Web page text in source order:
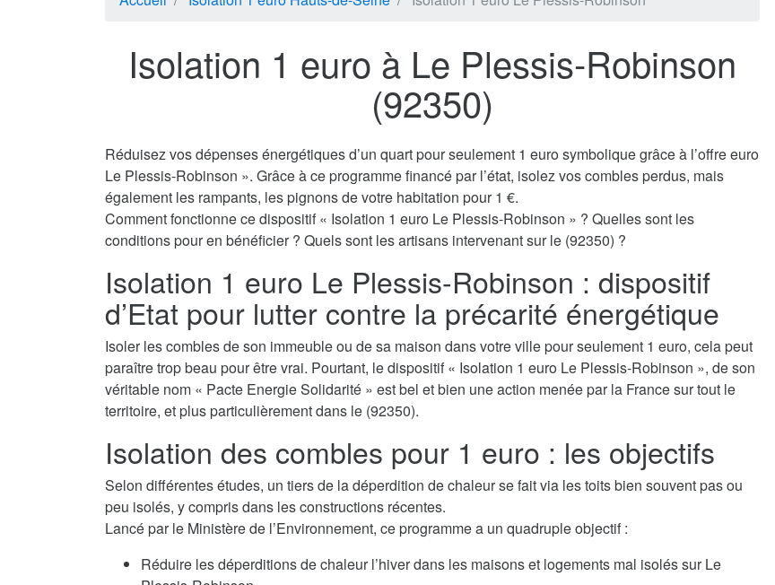
Isolation 1 euro à Le Plessis-Robinson
(92350)
Réduisez vos dépenses énergétiques d’un quart pour seulement 1 euro symbolique grâce à l’offre euro
Le Plessis-Robinson ». Grâce à ce programme financé par l’état, isolez vos combles perdus, mais
également les rampants, les pignons de votre habitation pour 1 €.
Comment fonctionne ce dispositif « Isolation 1 euro Le Plessis-Robinson » ? Quelles sont les
conditions pour en bénéficier ? Quels sont les artisans intervenant sur le (92350) ?
Isolation 1 euro Le Plessis-Robinson : dispositif
d’Etat pour lutter contre la précarité énergétique
Isoler les combles de son immeuble ou de sa maison dans votre ville pour seulement 1 euro, cela peut
paraître trop beau pour être vrai. Pourtant, le dispositif « Isolation 1 euro Le Plessis-Robinson », de son
véritable nom « Pacte Energie Solidarité » est bel et bien une action menée par la France sur tout le
territoire, et plus particulièrement dans le (92350).
Isolation des combles pour 1 euro : les objectifs
Selon différentes études, un tiers de la déperdition de chaleur se fait via les toits bien souvent pas ou
peu isolés, y compris dans les constructions récentes.
Lancé par le Ministère de l’Environnement, ce programme a un quadruple objectif :
Réduire les déperditions de chaleur l’hiver dans les maisons et logements mal isolés sur Le